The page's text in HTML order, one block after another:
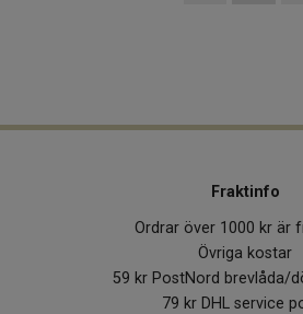
Fraktinfo
Ordrar över 1000 kr är
Övriga kostar
59 kr PostNord brevlåda/
79 kr DHL service